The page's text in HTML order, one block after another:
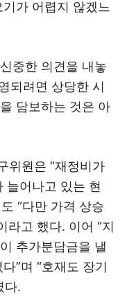
가 어렵지 않겠느
중한 의견을 내놓
되려면 상당한 시
담보하는 것은 아
위원은 “재정비가
늘어나고 있는 현
“다만 가격 상승
라고 했다. 이어 “지
추가분담금을 낼
”며 “호재도 장기
다.